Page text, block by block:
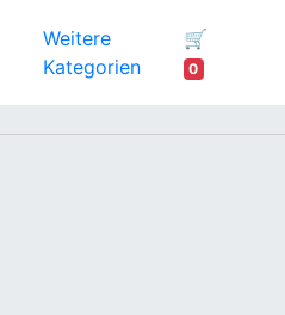
Weitere
Kategorien
🛒
0